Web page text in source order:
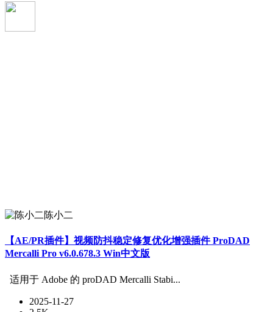
陈小二
【AE/PR插件】视频防抖稳定修复优化增强插件 ProDAD
Mercalli Pro v6.0.678.3 Win中文版
适用于 Adob​​e 的 proDAD Mercalli Stabi...
2025-11-27